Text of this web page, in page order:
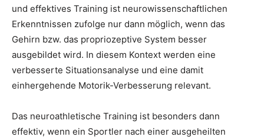
und effektives Training ist neurowissenschaftlichen
Erkenntnissen zufolge nur dann möglich, wenn das
Gehirn bzw. das propriozeptive System besser
ausgebildet wird. In diesem Kontext werden eine
verbesserte Situationsanalyse und eine damit
einhergehende Motorik-Verbesserung relevant.
Das neuroathletische Training ist besonders dann
effektiv, wenn ein Sportler nach einer ausgeheilten